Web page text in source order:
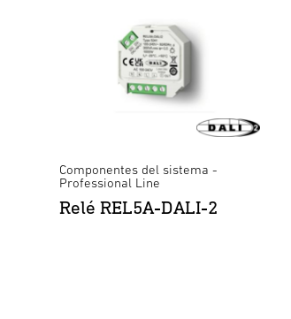
Componentes del sistema -
Professional Line
Relé REL5A-DALI-2